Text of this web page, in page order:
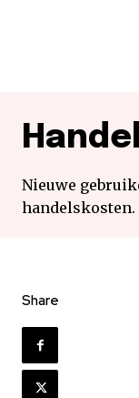
Nieuwe
handelskosten.
Share